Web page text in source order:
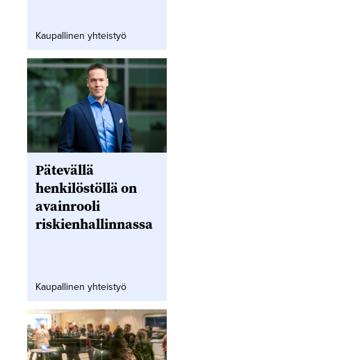
Kaupallinen yhteistyö
Pätevällä
henkilöstöllä on
avainrooli
riskienhallinnassa
Kaupallinen yhteistyö